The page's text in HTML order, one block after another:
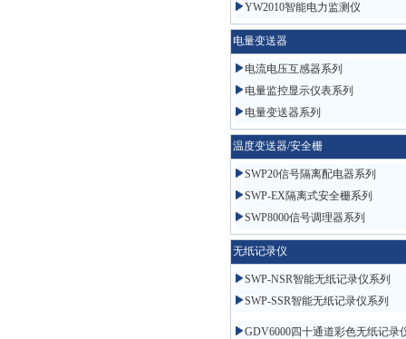
YW2010智能电力监测仪
电量变送器
电流电压互感器系列
电量监控显示仪表系列
电量变送器系列
温度变送器/安全栅
SWP20信号隔离配电器系列
SWP-EX隔离式安全栅系列
SWP8000信号调理器系列
无纸记录仪
SWP-NSR智能无纸记录仪系列
SWP-SSR智能无纸记录仪系列
GDV6000四十通道彩色无纸记录